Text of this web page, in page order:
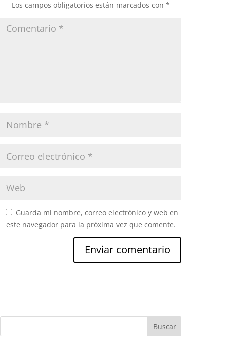
Los campos obligatorios están marcados con*
Guarda mi nombre, correo electrónico y web en
este navegador para la próxima vez que comente.